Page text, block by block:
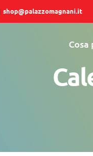
shop@palazzomagnani.it
Cosa